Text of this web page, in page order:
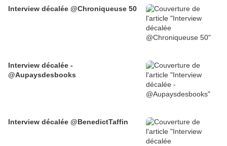
Interview décalée @Chroniqueuse 50
Interview décalée -
@Aupaysdesbooks
Interview décalée @BenedictTaffin